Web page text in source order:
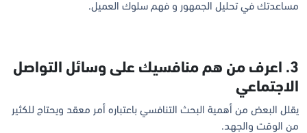
مساعدتك في تحليل الجمهور و فهم سلوك العميل.
3. اعرف من هم منافسيك على وسائل التواصل
الاجتماعي
يقلل البعض من أهمية البحث التنافسي باعتباره أمر معقد ويحتاج للكثير
من الوقت والجهد.